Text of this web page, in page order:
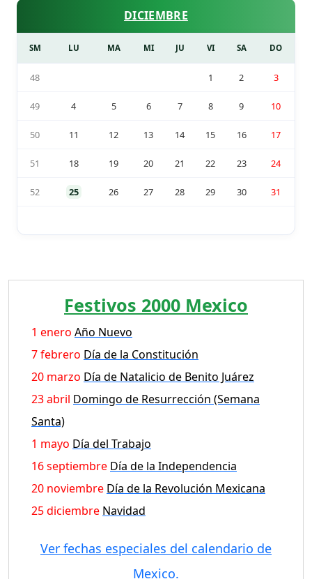
DICIEMBRE
SM LU MA MI JU VI SA DO
48 1 2 3
49 4 5 6 7 8 9 10
50 11 12 13 14 15 16 17
51 18 19 20 21 22 23 24
52 25 26 27 28 29 30 31
Festivos 2000 Mexico
1 enero Año Nuevo
7 febrero Día de la Constitución
20 marzo Día de Natalicio de Benito Juárez
23 abril Domingo de Resurrección (Semana
Santa)
1 mayo Día del Trabajo
16 septiembre Día de la Independencia
20 noviembre Día de la Revolución Mexicana
25 diciembre Navidad
Ver fechas especiales del calendario de
Mexico.